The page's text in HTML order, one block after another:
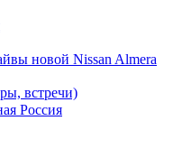
новой Nissan Almera
встречи)
Россия